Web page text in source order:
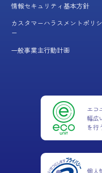
情報セキュリティ基本方針
カスタマーハラスメントポリシ
ー
一般事業主行動計画